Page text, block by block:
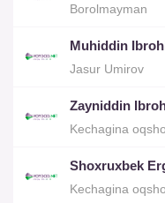
Borolmayman
Muhiddin
Jasur Umirov
Zayniddin
Kechagina
Shoxruxbek
Kechagina